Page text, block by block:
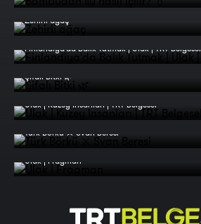
Zehirli ağaç
Finlandiya'da Balık Tutmak | Ulak | TRT Belgesel
Şifalı Bitki 🌿
Ulak | Kuzey İnsanları | TRT Belgesel
Türk Börkü ⚔️ Svan Beresi
Ulak | Fragman